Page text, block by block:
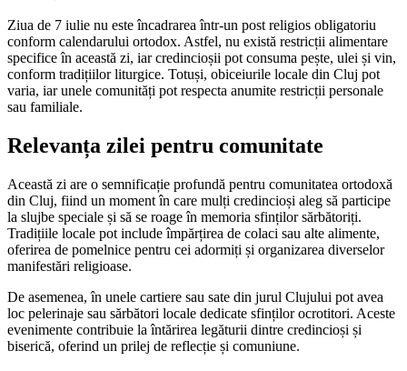
Ziua de 7 iulie nu este încadrarea într-un post religios obligatoriu
conform calendarului ortodox. Astfel, nu există restricții alimentare
specifice în această zi, iar credincioșii pot consuma pește, ulei și vin,
conform tradițiilor liturgice. Totuși, obiceiurile locale din Cluj pot
varia, iar unele comunități pot respecta anumite restricții personale
sau familiale.
Relevanța zilei pentru comunitate
Această zi are o semnificație profundă pentru comunitatea ortodoxă
din Cluj, fiind un moment în care mulți credincioși aleg să participe
la slujbe speciale și să se roage în memoria sfinților sărbătoriți.
Tradițiile locale pot include împărțirea de colaci sau alte alimente,
oferirea de pomelnice pentru cei adormiți și organizarea diverselor
manifestări religioase.
De asemenea, în unele cartiere sau sate din jurul Clujului pot avea
loc pelerinaje sau sărbători locale dedicate sfinților ocrotitori. Aceste
evenimente contribuie la întărirea legăturii dintre credincioși și
biserică, oferind un prilej de reflecție și comuniune.